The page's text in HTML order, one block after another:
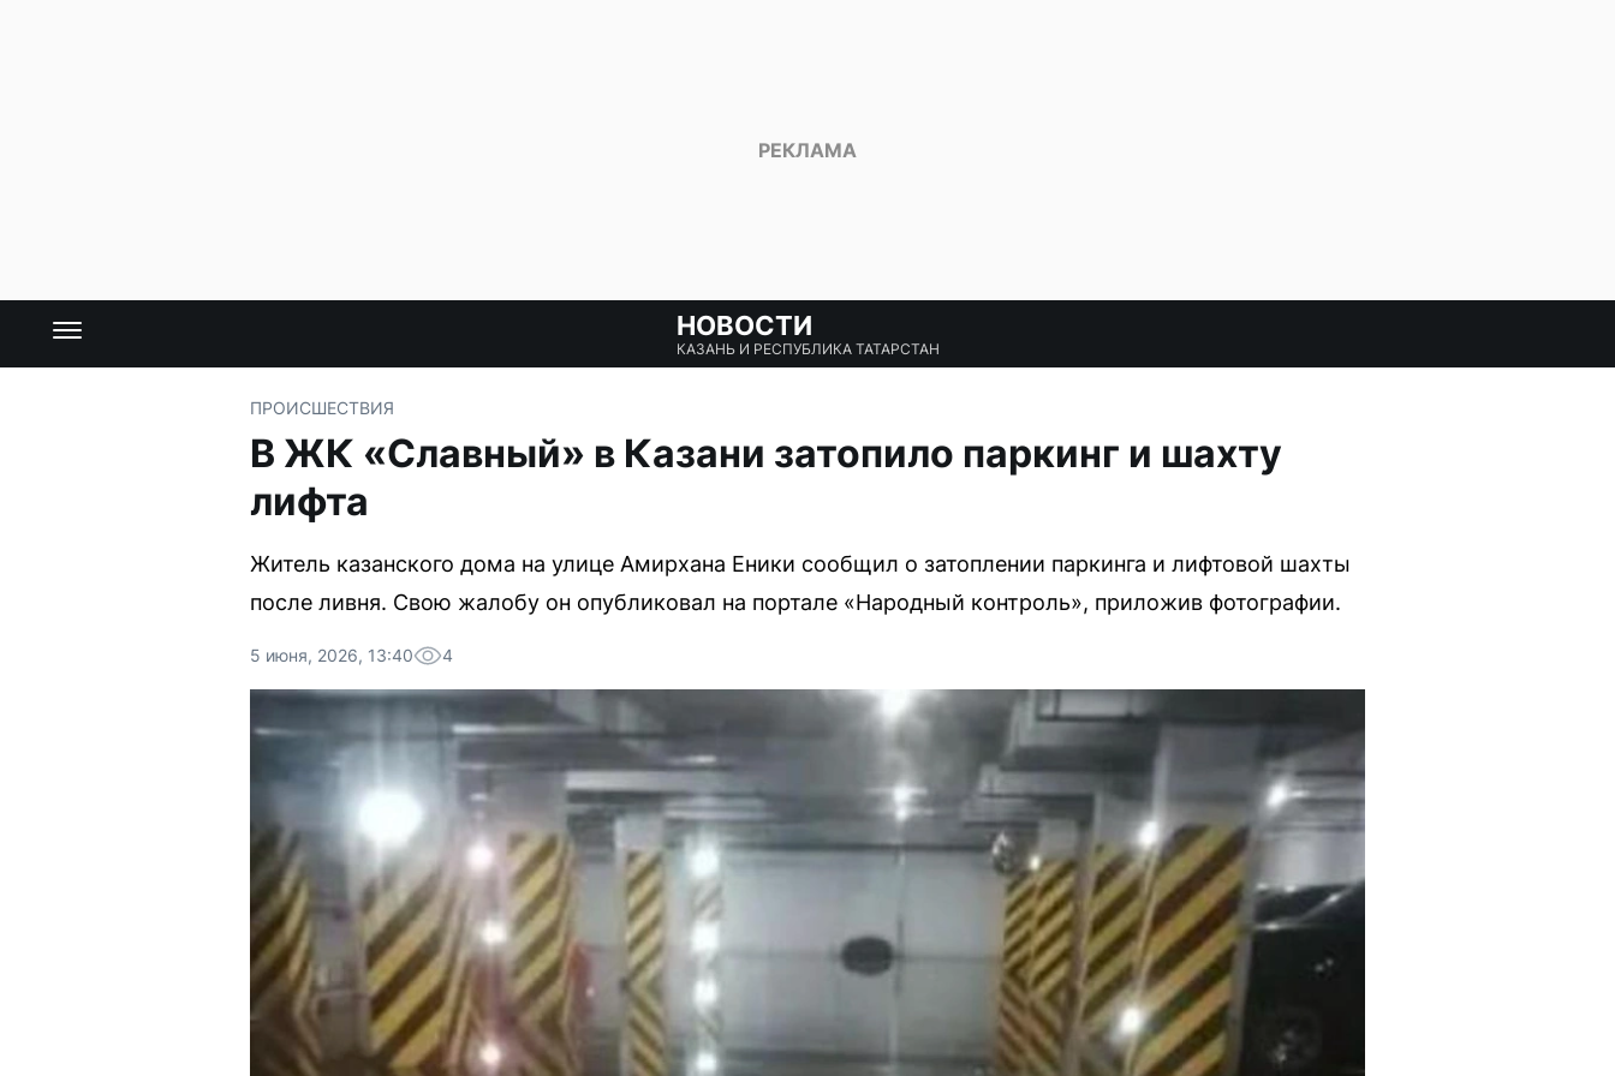
НОВОСТИ
КАЗАНЬ И РЕСПУБЛИКА ТАТАРСТАН
ПРОИСШЕСТВИЯ
В ЖК «Славный» в Казани затопило паркинг и шахту
лифта
Житель казанского дома на улице Амирхана Еники сообщил о затоплении паркинга и лифтовой шахты
после ливня. Свою жалобу он опубликовал на портале «Народный контроль», приложив фотографии.
5 июня, 2026, 13:40 4